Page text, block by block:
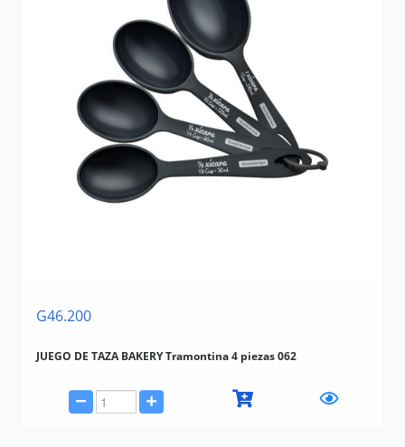
G46.200
JUEGO DE TAZA BAKERY Tramontina 4 piezas 062